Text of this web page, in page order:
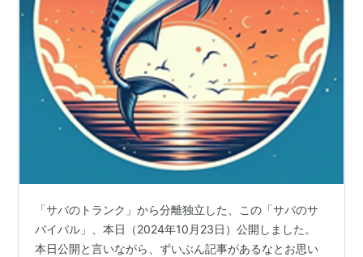
「サバのトランク」から分離独立した、この「サバのサ
バイバル」、本日（2024年10月23日）公開しました。
本日公開と言いながら、ずいぶん記事があるなとお思い